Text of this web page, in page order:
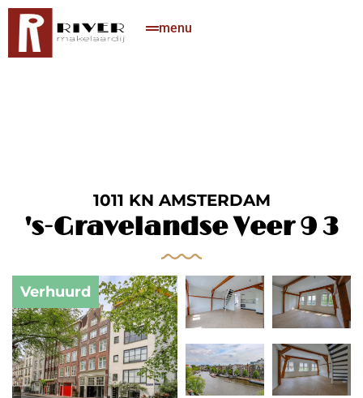
menu
1011 KN AMSTERDAM
's-Gravelandse Veer 9 3
Verhuurd